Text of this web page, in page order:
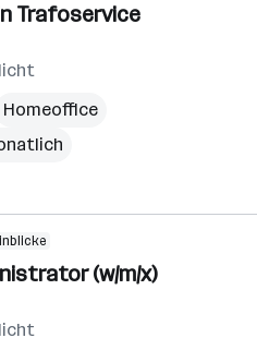
Trafoservice
Homeoffice
(w/m/x)